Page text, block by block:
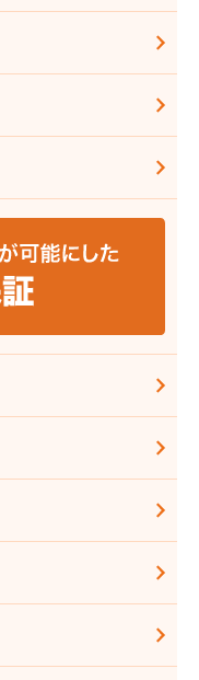
柳川営業所
田店
店
塚店
業所
博多支店
営業所